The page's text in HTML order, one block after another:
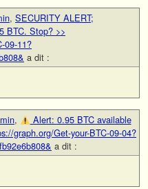
, SECURITY ALERT;
BTC. Stop? >>
09-11?
a dit :
,
Alert: 0.95 BTC available
graph.org/Get-your-BTC-09-04?
a dit :